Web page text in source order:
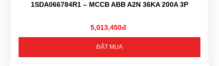
1SDA066784R1 – MCCB ABB A2N 36KA 200A 3P
5,013,450đ
ĐẶT MUA